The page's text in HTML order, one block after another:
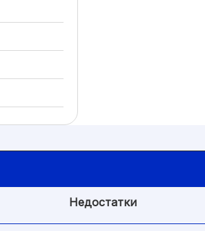
Недостатки